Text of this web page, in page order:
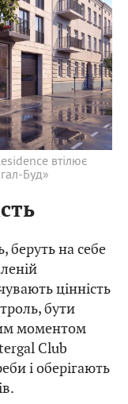
втілює
Буд»
беруть на себе
цінність
бути
моментом
Club
і оберігають